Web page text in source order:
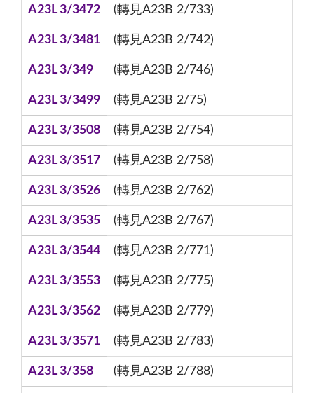
A23L 3/3472 (轉見A23B 2/733)
A23L 3/3481 (轉見A23B 2/742)
A23L 3/349 (轉見A23B 2/746)
A23L 3/3499 (轉見A23B 2/75)
A23L 3/3508 (轉見A23B 2/754)
A23L 3/3517 (轉見A23B 2/758)
A23L 3/3526 (轉見A23B 2/762)
A23L 3/3535 (轉見A23B 2/767)
A23L 3/3544 (轉見A23B 2/771)
A23L 3/3553 (轉見A23B 2/775)
A23L 3/3562 (轉見A23B 2/779)
A23L 3/3571 (轉見A23B 2/783)
A23L 3/358 (轉見A23B 2/788)